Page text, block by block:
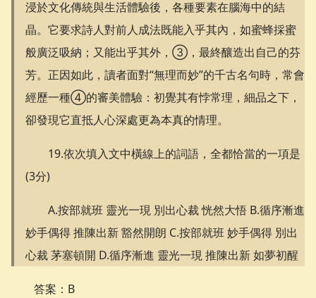
浸於文化傳統與生活體驗後，各種要素在腦海中的結
晶。它要求詩人對前人成法既能入乎其內，如蜜蜂採蜜
般廣泛吸納；又能出乎其外，③，最終釀造出自己的芬
芳。正因如此，讀者面對“無理而妙”的千古名句時，常會
經歷一種④的審美體驗：初覺其有悖常理，細品之下，
卻發現它直抵人心深處更為本真的情理。
19.依次填入文中橫線上的詞語，全都恰當的一項是
(3分)
A.按部就班 靈光一現 別出心裁 恍然大悟 B.循序漸進
妙手偶得 推陳出新 豁然開朗 C.按部就班 妙手偶得 別出
心裁 茅塞頓開 D.循序漸進 靈光一現 推陳出新 如夢初醒
答案：B